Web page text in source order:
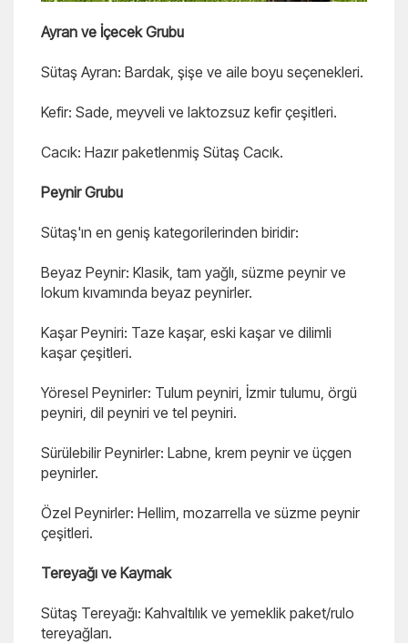
Ayran ve İçecek Grubu
Sütaş Ayran: Bardak, şişe ve aile boyu seçenekleri.
Kefir: Sade, meyveli ve laktozsuz kefir çeşitleri.
Cacık: Hazır paketlenmiş Sütaş Cacık.
Peynir Grubu
Sütaş'ın en geniş kategorilerinden biridir:
Beyaz Peynir: Klasik, tam yağlı, süzme peynir ve
lokum kıvamında beyaz peynirler.
Kaşar Peyniri: Taze kaşar, eski kaşar ve dilimli
kaşar çeşitleri.
Yöresel Peynirler: Tulum peyniri, İzmir tulumu, örgü
peyniri, dil peyniri ve tel peyniri.
Sürülebilir Peynirler: Labne, krem peynir ve üçgen
peynirler.
Özel Peynirler: Hellim, mozarrella ve süzme peynir
çeşitleri.
Tereyağı ve Kaymak
Sütaş Tereyağı: Kahvaltılık ve yemeklik paket/rulo
tereyağları.